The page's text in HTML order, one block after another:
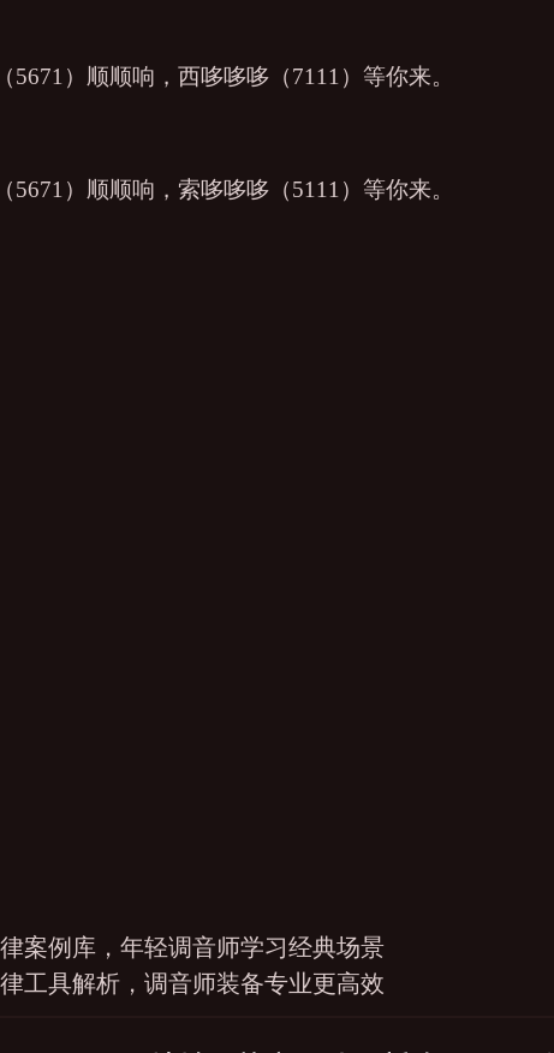
）顺顺响，西哆哆哆（7111）等你来。
）顺顺响，索哆哆哆（5111）等你来。
案例库，年轻调音师学习经典场景
工具解析，调音师装备专业更高效